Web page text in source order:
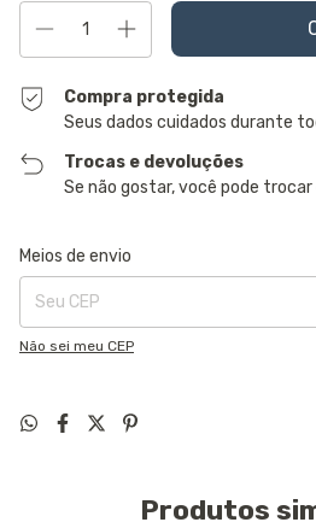
Compra protegida
Seus dados cuidados durante
Trocas e devoluções
Se não gostar, você pode trocar
Entregas para o CEP:
Meios de envio
Não sei meu CEP
Produtos